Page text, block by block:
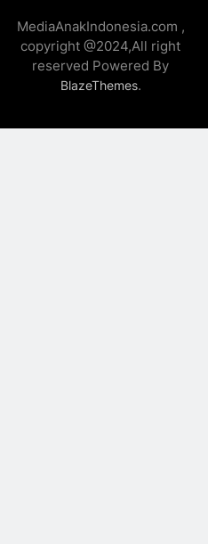
MediaAnakIndonesia.com ,
copyright @2024,All right
reserved Powered By
BlazeThemes.